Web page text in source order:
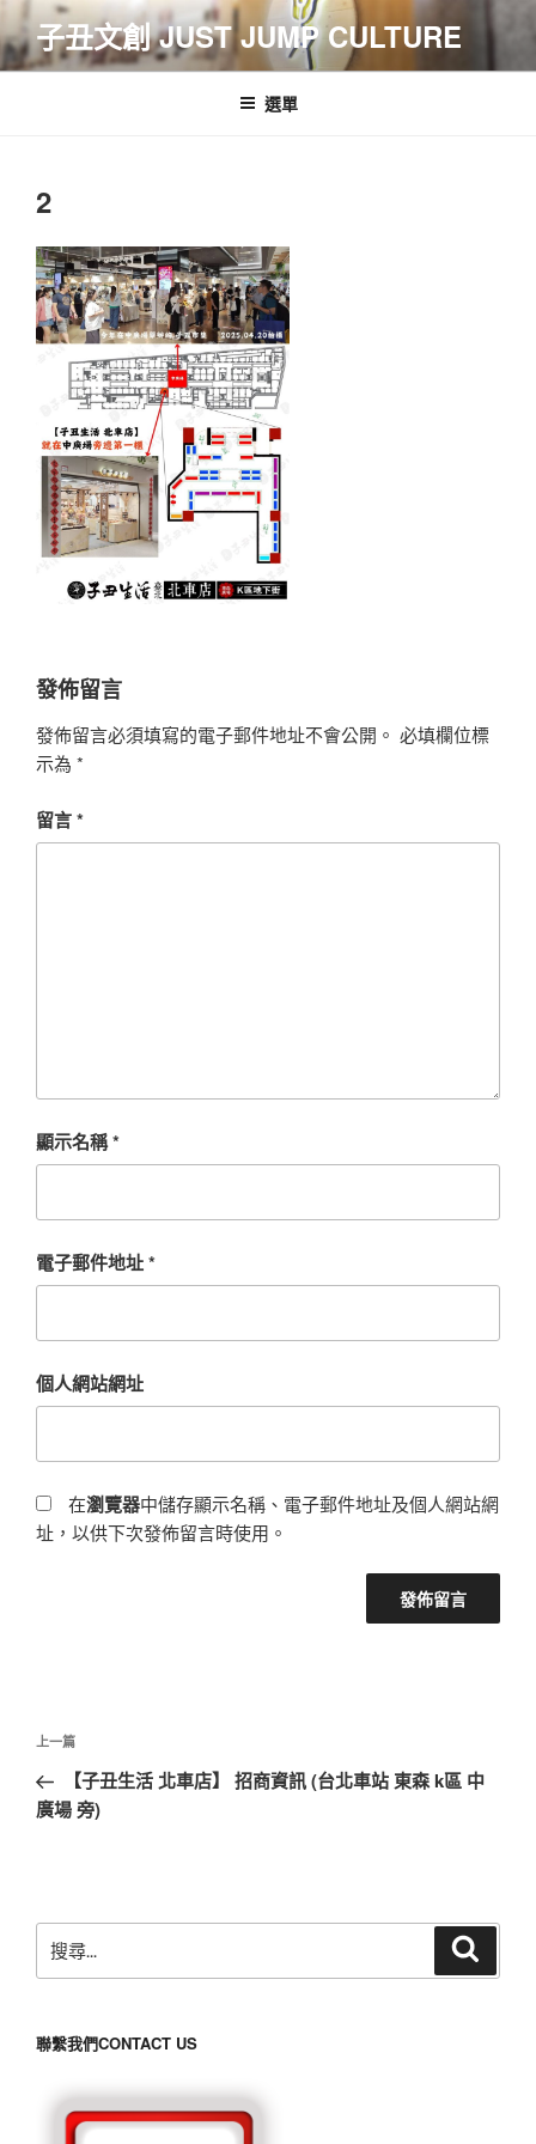
跳
至
主
子丑文創 JUST JUMP CULTURE
選單
2
發佈留言
發佈留言必須填寫的電子郵件地址不會公開。 必填欄位標
示為 *
留言*
顯示名稱*
電子郵件地址*
個人網站網址
在瀏覽器中儲存顯示名稱、電子郵件地址及個人網站網
址，以供下次發佈留言時使用。
文
導
覽
上
一
篇
上一篇
【子丑生活 北車店】 招商資訊 (台北車站 東森 k區 中
廣場 旁)
尋
字:
聯繫我們CONTACT US